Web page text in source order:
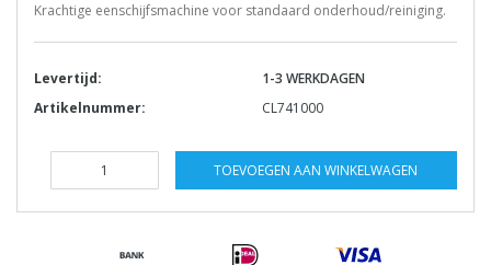
Krachtige eenschijfsmachine voor standaard onderhoud/reiniging.
Levertijd:
1-3 WERKDAGEN
Artikelnummer:
CL741000
TOEVOEGEN AAN WINKELWAGEN